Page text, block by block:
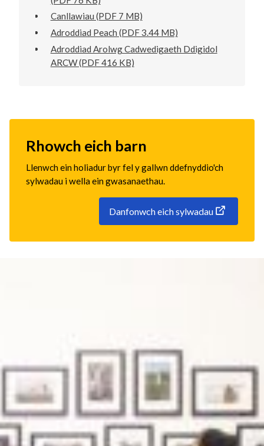
Canllawiau (PDF 7 MB)
Adroddiad Peach (PDF 3.44 MB)
Adroddiad Arolwg Cadwedigaeth Ddigidol
ARCW (PDF 416 KB)
Rhowch eich barn
Llenwch ein holiadur byr fel y gallwn ddefnyddio'ch
sylwadau i wella ein gwasanaethau.
Danfonwch eich sylwadau